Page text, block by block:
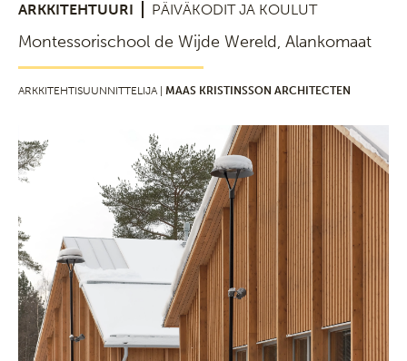
ARKKITEHTUURI PÄIVÄKODIT JA KOULUT
Montessorischool de Wijde Wereld, Alankomaat
ARKKITEHTISUUNNITTELIJA | MAAS KRISTINSSON ARCHITECTEN